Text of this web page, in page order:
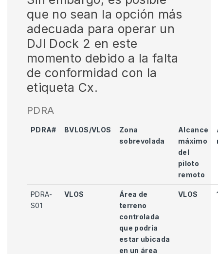
que no sean la opción más
adecuada para operar un
DJI Dock 2 en este
momento debido a la falta
de conformidad con la
etiqueta Cx.
PDRA
PDRA# BVLOS/VLOS
Zona
sobrevolada
Alcance
máximo
del
piloto
remoto
PDRA-
S01
VLOS
Área de
terreno
controlada
que podría
estar ubicada
en un área
VLOS